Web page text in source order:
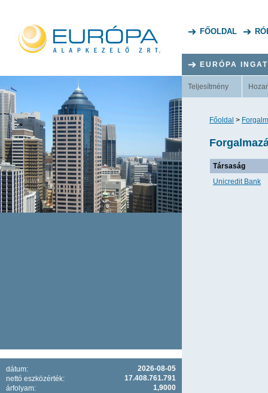
FŐOLDAL
2026-08-05
dátum:
17.408.761.791
nettó eszközérték:
1,9000
árfolyam:
EURÓPA
Teljesítmény
Főoldal >
Társaság
Unicredit Bank